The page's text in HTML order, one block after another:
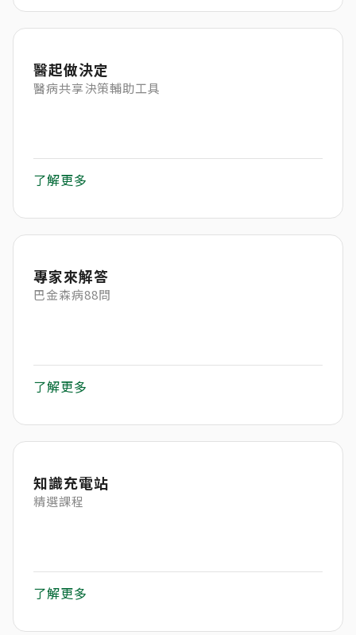
醫起做決定
醫病共享決策輔助工具
了解更多
專家來解答
巴金森病88問
了解更多
知識充電站
精選課程
了解更多